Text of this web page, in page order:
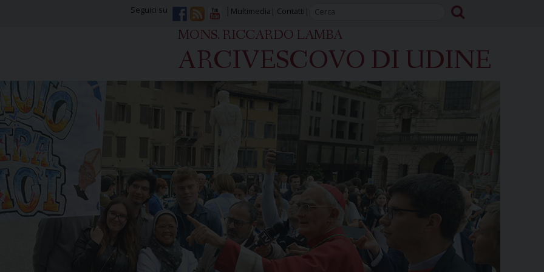
Multimedia Contatti
Seguici su
MONS. RICCARDO LAMBA
ARCIVESCOVO DI UDINE